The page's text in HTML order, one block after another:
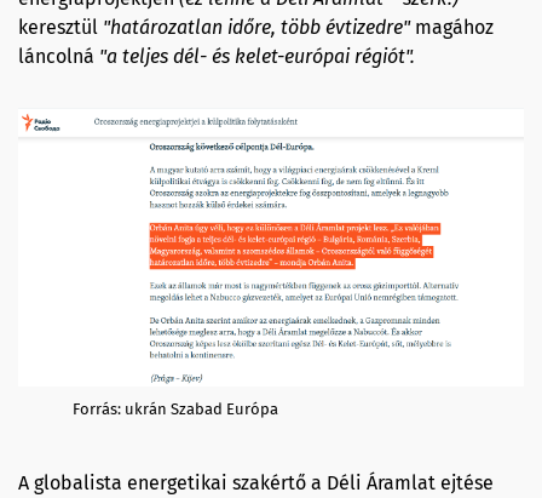
keresztül "határozatlan időre, több évtizedre"magához
láncolná "a teljes dél- és kelet-európai régiót".
Forrás: ukrán Szabad Európa
A globalista energetikai szakértő a Déli Áramlat ejtése